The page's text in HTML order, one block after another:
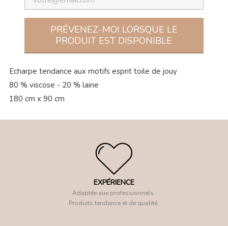
PRÉVENEZ-MOI LORSQUE LE
PRODUIT EST DISPONIBLE
Echarpe tendance aux motifs esprit toile de jouy
80 % viscose - 20 % laine
180 cm x 90 cm
EXPÉRIENCE
Adaptée aux professionnels.
Produits tendance et de qualité.